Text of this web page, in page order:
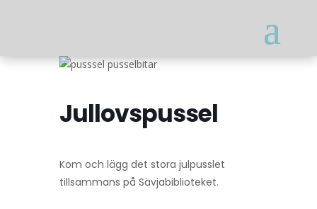
Jullovspussel
Kom och lägg det stora julpusslet
tillsammans på Sävjabiblioteket.